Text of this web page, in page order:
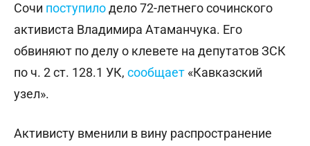
Сочи поступилодело 72-летнего сочинского
активиста Владимира Атаманчука. Его
обвиняют по делу о клевете на депутатов ЗСК
по ч. 2 ст. 128.1 УК, сообщает «Кавказский
узел».
Активисту вменили в вину распространение